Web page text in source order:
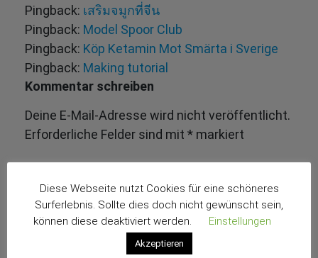
Pingback: เสริมจมูกที่จีน
Pingback: Model Spoor Club
Pingback: Köp Ketamin Mot Smärta i Sverige
Pingback: Making tutorial
Kommentar schreiben
Deine E-Mail-Adresse wird nicht veröffentlicht.
Erforderliche Felder sind mit * markiert
Diese Webseite nutzt Cookies für eine schöneres
Surferlebnis. Sollte dies doch nicht gewünscht sein,
können diese deaktiviert werden.
Einstellungen
Akzeptieren